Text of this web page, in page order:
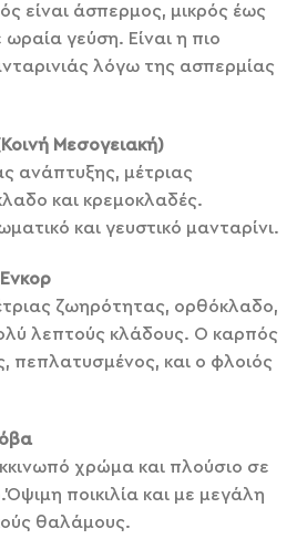
είναι άσπερμος, μικρός έως
γεύση. Είναι η πιο
λόγω της ασπερμίας
Μεσογειακή)
ανάπτυξης, μέτριας
και κρεμοκλαδές.
και γευστικό μανταρίνι.
ζωηρότητας, ορθόκλαδο,
λεπτούς κλάδους. Ο καρπός
πεπλατυσμένος, και ο φλοιός
χρώμα και πλούσιο σε
ποικιλία και με μεγάλη
θαλάμους.